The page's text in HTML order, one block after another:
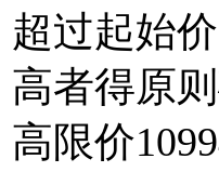
超过起始
高者得原
高限价